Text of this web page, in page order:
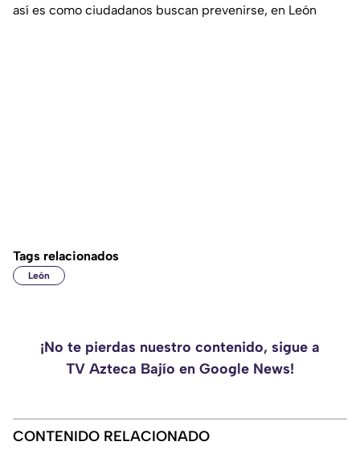
así es como ciudadanos buscan prevenirse, en León
Tags relacionados
León
¡No te pierdas nuestro contenido, sigue a
TV Azteca Bajío en Google News!
CONTENIDO RELACIONADO